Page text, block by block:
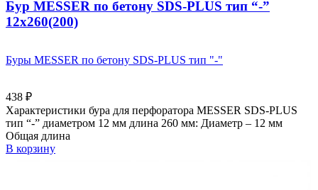
Бур MESSER по бетону SDS-PLUS тип “-”
12х260(200)
Буры MESSER по бетону SDS-PLUS тип "-"
438 ₽
Характеристики бура для перфоратора MESSER SDS-PLUS
тип “-” диаметром 12 мм длина 260 мм: Диаметр – 12 мм
Общая длина
В корзину